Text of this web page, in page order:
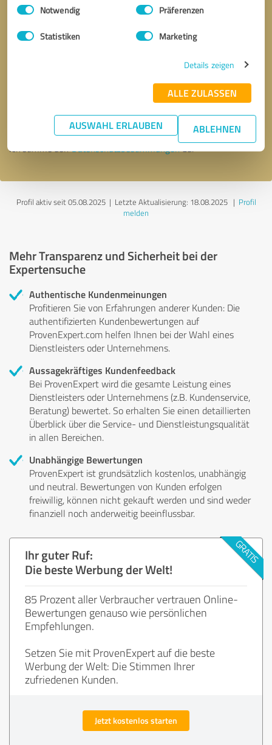
Impressum Datenschutzbestimmungen
Einwilligungsauswahl
Notwendig Präferenzen
Statistiken Marketing
Details zeigen
ALLE ZULASSEN
AUSWAHL ERLAUBEN ABLEHNEN
* Erforderliche Angaben
Nachricht senden
Ich stimme denDatenschutzbestimmungenzu.
Profil aktiv seit 05.08.2025 | Letzte Aktualisierung: 18.08.2025| Profil
melden
Mehr Transparenz und Sicherheit bei der
Expertensuche
Authentische Kundenmeinungen
Profitieren Sie von Erfahrungen anderer Kunden: Die
authentifizierten Kundenbewertungen auf
ProvenExpert.com helfen Ihnen bei der Wahl eines
Dienstleisters oder Unternehmens.
Aussagekräftiges Kundenfeedback
Bei ProvenExpert wird die gesamte Leistung eines
Dienstleisters oder Unternehmens (z.B. Kundenservice,
Beratung) bewertet. So erhalten Sie einen detaillierten
Überblick über die Service- und Dienstleistungsqualität
in allen Bereichen.
Unabhängige Bewertungen
ProvenExpert ist grundsätzlich kostenlos, unabhängig
und neutral. Bewertungen von Kunden erfolgen
freiwillig, können nicht gekauft werden und sind weder
finanziell noch anderweitig beeinflussbar.
Ihr guter Ruf:
Die beste Werbung der Welt!
85 Prozent aller Verbraucher vertrauen Online-
Bewertungen genauso wie persönlichen
Empfehlungen.
Setzen Sie mit ProvenExpert auf die beste
Werbung der Welt: Die Stimmen Ihrer
zufriedenen Kunden.
Jetzt kostenlos starten